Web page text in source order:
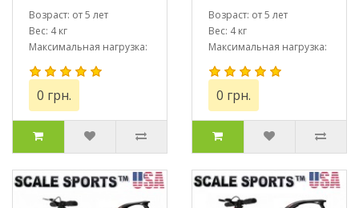
(2021) + LED
фонарик
Возраст: от 5 лет
Вес: 4 кг
Максимальная нагрузка:
до 100 кг
0 грн.
Возраст: от 5 лет
Вес: 4 кг
Максимальная нагрузка:
до 100 кг
0 грн.